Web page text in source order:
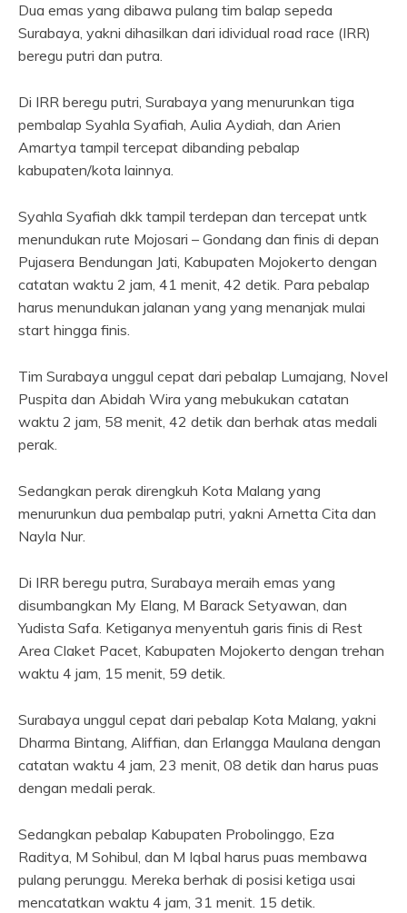
Dua emas yang dibawa pulang tim balap sepeda
Surabaya, yakni dihasilkan dari idividual road race (IRR)
beregu putri dan putra.
Di IRR beregu putri, Surabaya yang menurunkan tiga
pembalap Syahla Syafiah, Aulia Aydiah, dan Arien
Amartya tampil tercepat dibanding pebalap
kabupaten/kota lainnya.
Syahla Syafiah dkk tampil terdepan dan tercepat untk
menundukan rute Mojosari – Gondang dan finis di depan
Pujasera Bendungan Jati, Kabupaten Mojokerto dengan
catatan waktu 2 jam, 41 menit, 42 detik. Para pebalap
harus menundukan jalanan yang yang menanjak mulai
start hingga finis.
Tim Surabaya unggul cepat dari pebalap Lumajang, Novel
Puspita dan Abidah Wira yang mebukukan catatan
waktu 2 jam, 58 menit, 42 detik dan berhak atas medali
perak.
Sedangkan perak direngkuh Kota Malang yang
menurunkun dua pembalap putri, yakni Arnetta Cita dan
Nayla Nur.
Di IRR beregu putra, Surabaya meraih emas yang
disumbangkan My Elang, M Barack Setyawan, dan
Yudista Safa. Ketiganya menyentuh garis finis di Rest
Area Claket Pacet, Kabupaten Mojokerto dengan trehan
waktu 4 jam, 15 menit, 59 detik.
Surabaya unggul cepat dari pebalap Kota Malang, yakni
Dharma Bintang, Aliffian, dan Erlangga Maulana dengan
catatan waktu 4 jam, 23 menit, 08 detik dan harus puas
dengan medali perak.
Sedangkan pebalap Kabupaten Probolinggo, Eza
Raditya, M Sohibul, dan M Iqbal harus puas membawa
pulang perunggu. Mereka berhak di posisi ketiga usai
mencatatkan waktu 4 jam, 31 menit. 15 detik.